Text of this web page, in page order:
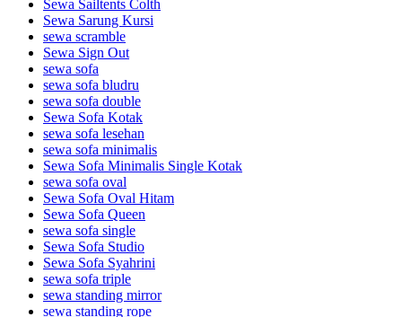
Sewa Sailtents Colth
Sewa Sarung Kursi
sewa scramble
Sewa Sign Out
sewa sofa
sewa sofa bludru
sewa sofa double
Sewa Sofa Kotak
sewa sofa lesehan
sewa sofa minimalis
Sewa Sofa Minimalis Single Kotak
sewa sofa oval
Sewa Sofa Oval Hitam
Sewa Sofa Queen
sewa sofa single
Sewa Sofa Studio
Sewa Sofa Syahrini
sewa sofa triple
sewa standing mirror
sewa standing rope